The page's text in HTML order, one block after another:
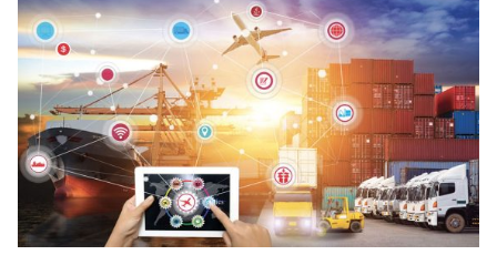
CULTURA
NAUTICA
EDITORIALI